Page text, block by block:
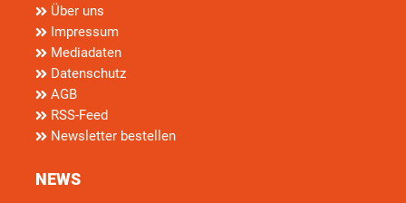
Über uns
Impressum
Mediadaten
Datenschutz
AGB
RSS-Feed
Newsletter bestellen
NEWS